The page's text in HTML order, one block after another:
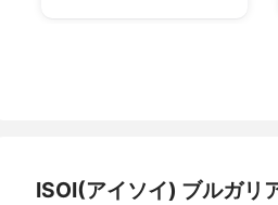
ISOI(アイソイ) ブルガリ